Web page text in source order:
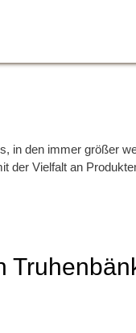
in den immer größer
Vielfalt an